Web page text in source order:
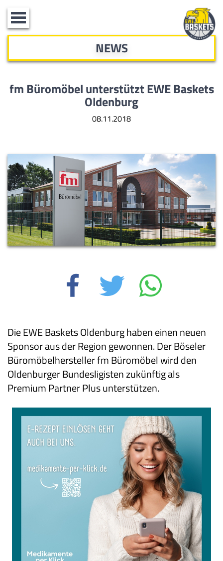
Toggle
navigation
NEWS
fm Büromöbel unterstützt EWE Baskets
Oldenburg
08.11.2018
Die EWE Baskets Oldenburg haben einen neuen
Sponsor aus der Region gewonnen. Der Böseler
Büromöbelhersteller fm Büromöbel wird den
Oldenburger Bundesligisten zukünftig als
Premium Partner Plus unterstützen.